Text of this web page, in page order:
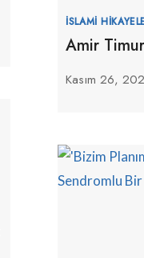
İSLAMI
Amir
Kasım 26,